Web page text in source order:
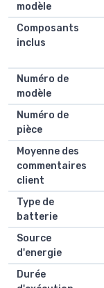
modèle
Composants
inclus
Numéro de
modèle
Numéro de
pièce
Moyenne des
commentaires
client
Type de
batterie
Source
d'energie
Durée